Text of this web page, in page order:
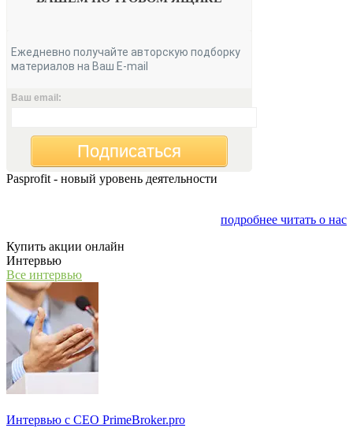
Ежедневно получайте авторскую подборку
материалов на Ваш E-mail
Ваш email:
Подписаться
Pasprofit - новый уровень деятельности
подробнее читать о нас
Купить акции онлайн
Интервью
Все интервью
Интервью с СЕО PrimeBroker.pro